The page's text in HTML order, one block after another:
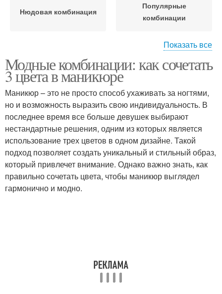
Нюдовая комбинация
Популярные
комбинации
Универсальные
комбинации
Цветовые комбинации
Классический вариант Классическая триада
Показать все
Модные комбинации: как сочетать
3 цвета в маникюре
Маникюр – это не просто способ ухаживать за ногтями,
но и возможность выразить свою индивидуальность. В
последнее время все больше девушек выбирают
нестандартные решения, одним из которых является
использование трех цветов в одном дизайне. Такой
подход позволяет создать уникальный и стильный образ,
который привлечет внимание. Однако важно знать, как
правильно сочетать цвета, чтобы маникюр выглядел
гармонично и модно.